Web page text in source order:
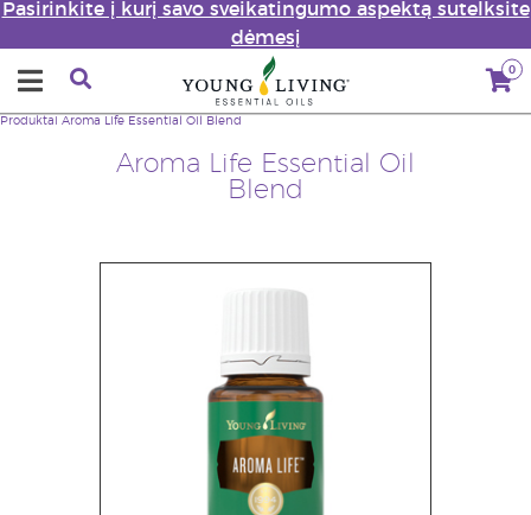
Pasirinkite į kurį savo sveikatingumo aspektą sutelksite
dėmesį
0
Aroma Life Essential Oil
Blend
Produktai Aroma Life Essential Oil Blend